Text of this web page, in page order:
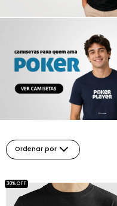
Ordenar por
30% OFF